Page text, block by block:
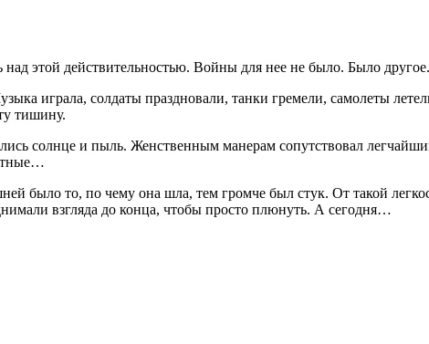
этой действительностью. Войны для нее не было. Было другое.
играла, солдаты праздновали, танки гремели, самолеты
тишину.
солнце и пыль. Женственным манерам сопутствовал
было то, по чему она шла, тем громче был стук. От такой
взгляда до конца, чтобы просто плюнуть. А сегодня…